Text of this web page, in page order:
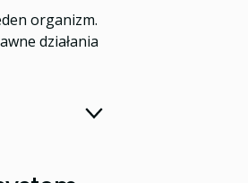
organizm.
działania